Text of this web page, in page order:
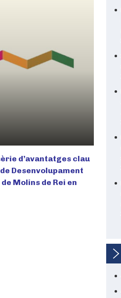
d’avantatges clau
Desenvolupament
Molins de Rei en